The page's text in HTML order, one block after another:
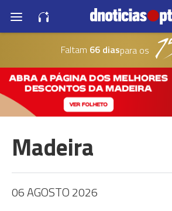
Faltam 66 diaspara os
Madeira
06 AGOSTO 2026